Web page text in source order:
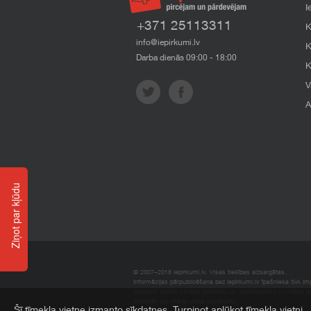
+371 25113311
info@iepirkumi.lv
Darba dienās 09:00 - 18:00
© 2007–2018 Iepirkumi.lv. Visas tiesības aizsargātas.
Informācijas pārpublicēšana bez iepirkumi.lv īpašnieka SIA
Ziņot par kļūdu